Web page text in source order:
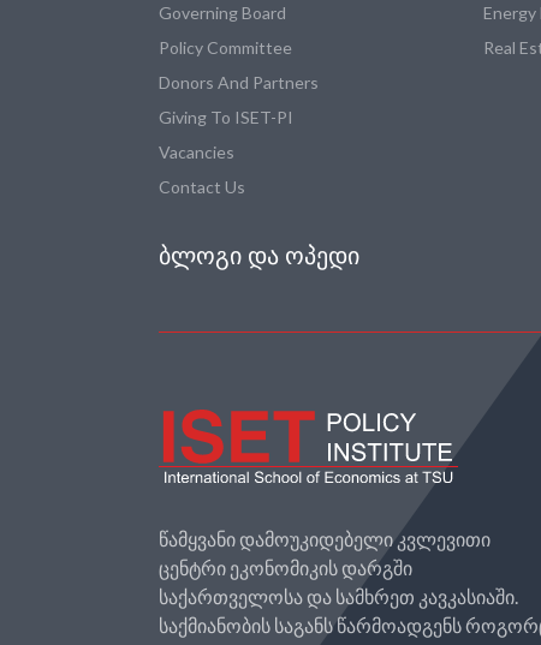
Governing Board
Policy Committee
Donors And Partners
Giving To ISET-PI
Vacancies
Contact Us
Real
ᲑᲚᲝᲒᲘ ᲓᲐ ᲝᲞᲔᲓᲘ
წამყვანი დამოუკიდებელი კვლევითი
ცენტრი ეკონომიკის დარგში
საქართველოსა და სამხრეთ კავკასიაში.
საქმიანობის საგანს წარმოადგენს